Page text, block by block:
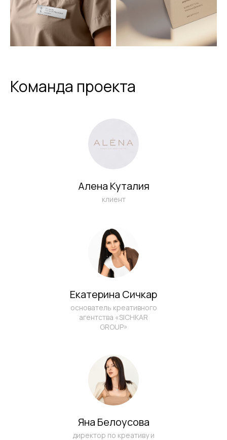
Команда проекта
Алена Куталия
клиент
Екатерина Сичкар
основатель креативного
агентства «SICHKAR
GROUP»
Яна Белоусова
директор по креативу и
БЕСПЛАТНУЮ
НА 30 МИНУТ
По итогам консультации мы дадим
краткую аналитическую справку
и предложим решения, актуальные